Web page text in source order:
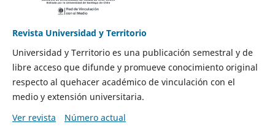
Revista Universidad y Territorio
Universidad y Territorio es una publicación semestral y de
libre acceso que difunde y promueve conocimiento original
respecto al quehacer académico de vinculación con el
medio y extensión universitaria.
Ver revista
Número actual